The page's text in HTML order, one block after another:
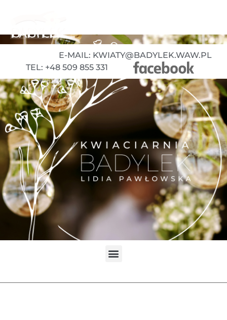
E-MAIL: KWIATY@BADYLEK.WAW.PL
TEL: +48 509 855 331